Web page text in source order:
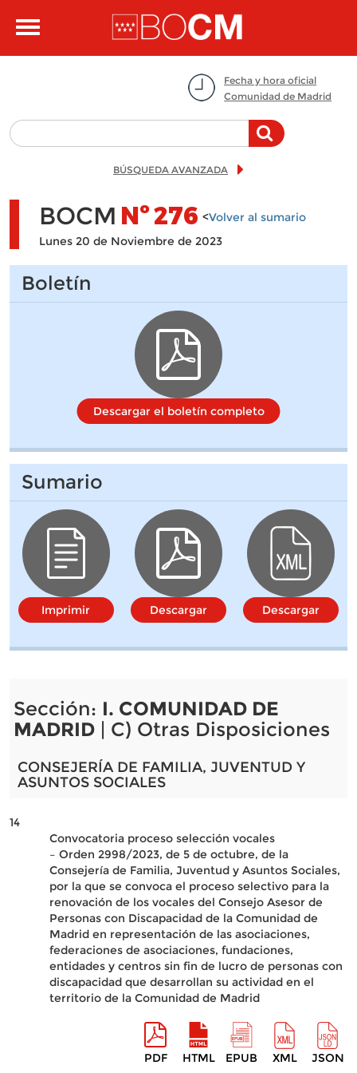
Toggle
Fecha y hora oficial
Comunidad de Madrid
BÚSQUEDA AVANZADA
BOCM Nº276 <Volver al sumario
Lunes 20 de Noviembre de 2023
Boletín
Descargar el boletín completo
Sumario
Imprimir Descargar Descargar
Sección: I. COMUNIDAD DE
MADRID| C) Otras Disposiciones
CONSEJERÍA DE FAMILIA, JUVENTUD Y
ASUNTOS SOCIALES
14
Convocatoria proceso selección vocales
– Orden 2998/2023, de 5 de octubre, de la
Consejería de Familia, Juventud y Asuntos Sociales,
por la que se convoca el proceso selectivo para la
renovación de los vocales del Consejo Asesor de
Personas con Discapacidad de la Comunidad de
Madrid en representación de las asociaciones,
federaciones de asociaciones, fundaciones,
entidades y centros sin fin de lucro de personas con
discapacidad que desarrollan su actividad en el
territorio de la Comunidad de Madrid
PDF HTML EPUB XML JSON